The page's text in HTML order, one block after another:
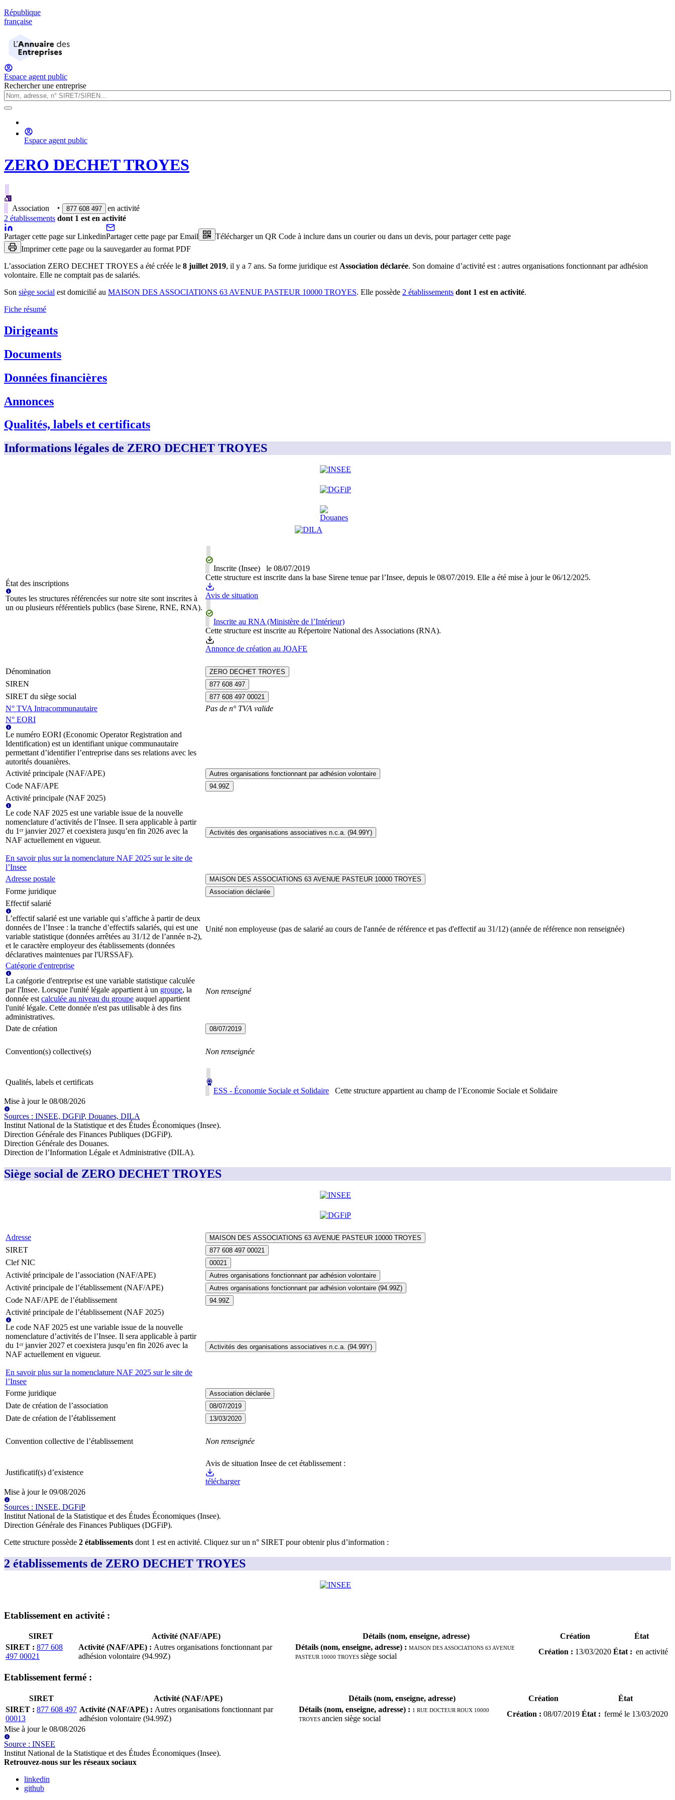
République
française
Espace agent public
Rechercher une entreprise
Espace agent public
ZERO DECHET TROYES
Association ‣ 877 608 497
en activité
2 établissements dont 1 est en activité
Partager cette page sur LinkedinPartager cette page par Email
Télécharger un QR Code à inclure dans un courier ou dans un devis, pour partager cette page
Imprimer cette page ou la sauvegarder au format PDF
L’association ZERO DECHET TROYES a été créée le 8 juillet 2019, il y a 7 ans. Sa forme juridique est Association déclarée. Son domaine d’activité est : autres organisations fonctionnant par adhésion
volontaire. Elle ne comptait pas de salariés.
Son siège social est domicilié au MAISON DES ASSOCIATIONS 63 AVENUE PASTEUR 10000 TROYES. Elle possède 2 établissements dont 1 est en activité.
Fiche résumé
Dirigeants
Documents
Données financières
Annonces
Qualités, labels et certificats
Informations légales de ZERO DECHET TROYES
État des inscriptions
Toutes les structures référencées sur notre site sont inscrites à
un ou plusieurs référentiels publics (base Sirene, RNE, RNA).
Inscrite (Insee) le 08/07/2019
Cette structure est inscrite dans la base Sirene tenue par l’Insee, depuis le 08/07/2019. Elle a été mise à jour le 06/12/2025.
Avis de situation
Inscrite au RNA (Ministère de l’Intérieur)
Cette structure est inscrite au Répertoire National des Associations (RNA).
Annonce de création au JOAFE
Dénomination ZERO DECHET TROYES
SIREN 877 608 497
SIRET du siège social 877 608 497 00021
N° TVA Intracommunautaire
Pas de n° TVA valide
N° EORI
Le numéro EORI (Economic Operator Registration and
Identification) est un identifiant unique communautaire
permettant d’identifier l’entreprise dans ses relations avec les
autorités douanières.
Activité principale (NAF/APE)
Autres organisations fonctionnant par adhésion volontaire
Code NAF/APE 94.99Z
Activité principale (NAF 2025)
Le code NAF 2025 est une variable issue de la nouvelle
nomenclature d’activités de l’Insee. Il sera applicable à partir
du 1ᵉʳ janvier 2027 et coexistera jusqu’en fin 2026 avec la
NAF actuellement en vigueur.
En savoir plus sur la nomenclature NAF 2025 sur le site de
l’Insee
Activités des organisations associatives n.c.a. (94.99Y)
Adresse postale MAISON DES ASSOCIATIONS 63 AVENUE PASTEUR 10000 TROYES
Forme juridique Association déclarée
Effectif salarié
L’effectif salarié est une variable qui s’affiche à partir de deux
données de l’Insee : la tranche d’effectifs salariés, qui est une
variable statistique (données arrêtées au 31/12 de l’année n-2),
et le caractère employeur des établissements (données
déclaratives maintenues par l'URSSAF).
Unité non employeuse (pas de salarié au cours de l'année de référence et pas d'effectif au 31/12) (année de référence non renseignée)
Catégorie d'entreprise
La catégorie d'entreprise est une variable statistique calculée
par l'Insee. Lorsque l'unité légale appartient à un groupe, la
donnée est calculée au niveau du groupe auquel appartient
l'unité légale. Cette donnée n'est pas utilisable à des fins
administratives.
Non renseigné
Date de création 08/07/2019
Convention(s) collective(s) Non renseignée
Qualités, labels et certificats
ESS - Économie Sociale et Solidaire
Cette structure appartient au champ de l’Economie Sociale et Solidaire
Mise à jour le 08/08/2026
Sources : INSEE, DGFiP, Douanes, DILA
Institut National de la Statistique et des Études Économiques (Insee).
Direction Générale des Finances Publiques (DGFiP).
Direction Générale des Douanes.
Direction de l’Information Légale et Administrative (DILA).
Siège social de ZERO DECHET TROYES
Adresse MAISON DES ASSOCIATIONS 63 AVENUE PASTEUR 10000 TROYES
SIRET 877 608 497 00021
Clef NIC 00021
Activité principale de l’association (NAF/APE) Autres organisations fonctionnant par adhésion volontaire
Activité principale de l’établissement (NAF/APE) Autres organisations fonctionnant par adhésion volontaire (94.99Z)
Code NAF/APE de l’établissement 94.99Z
Activité principale de l’établissement (NAF 2025)
Le code NAF 2025 est une variable issue de la nouvelle
nomenclature d’activités de l’Insee. Il sera applicable à partir
du 1ᵉʳ janvier 2027 et coexistera jusqu’en fin 2026 avec la
NAF actuellement en vigueur.
En savoir plus sur la nomenclature NAF 2025 sur le site de
l’Insee
Activités des organisations associatives n.c.a. (94.99Y)
Forme juridique Association déclarée
Date de création de l’association 08/07/2019
Date de création de l’établissement 13/03/2020
Convention collective de l’établissement Non renseignée
Justificatif(s) d’existence
Avis de situation Insee de cet établissement :
télécharger
Mise à jour le 09/08/2026
Sources : INSEE, DGFiP
Institut National de la Statistique et des Études Économiques (Insee).
Direction Générale des Finances Publiques (DGFiP).
Cette structure possède 2 établissements dont 1 est en activité. Cliquez sur un n° SIRET pour obtenir plus d’information :
2 établissements de ZERO DECHET TROYES
Etablissement en activité :
SIRET Activité (NAF/APE) Détails (nom, enseigne, adresse) Création
État
SIRET : 877 608
497 00021
Activité (NAF/APE) : Autres organisations fonctionnant par
adhésion volontaire (94.99Z)
Détails (nom, enseigne, adresse) : MAISON DES ASSOCIATIONS 63 AVENUE
PASTEUR 10000 TROYESsiège social
Création : 13/03/2020 État : en activité
Etablissement fermé :
SIRET Activité (NAF/APE) Détails (nom, enseigne, adresse) Création
État
SIRET : 877 608 497
00013
Activité (NAF/APE) : Autres organisations fonctionnant par
adhésion volontaire (94.99Z)
Détails (nom, enseigne, adresse) : 1 RUE DOCTEUR ROUX 10000
TROYESancien siège social
Création : 08/07/2019 État : fermé le 13/03/2020
Mise à jour le 08/08/2026
Source : INSEE
Institut National de la Statistique et des Études Économiques (Insee).
Retrouvez-nous sur les réseaux sociaux
linkedin
github